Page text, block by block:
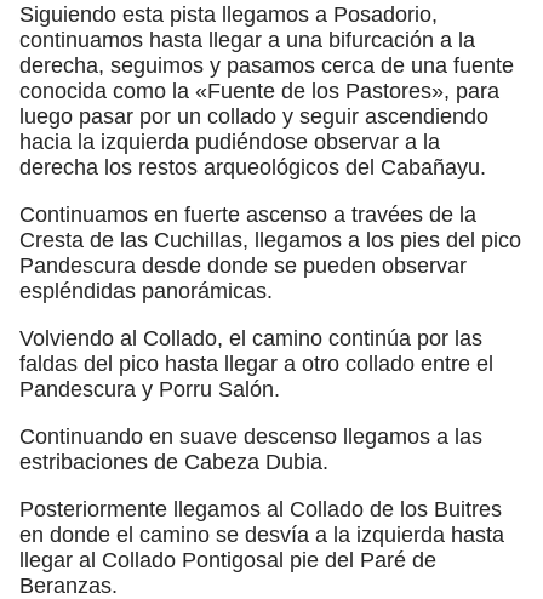
Siguiendo esta pista llegamos a Posadorio,
continuamos hasta llegar a una bifurcación a la
derecha, seguimos y pasamos cerca de una fuente
conocida como la «Fuente de los Pastores», para
luego pasar por un collado y seguir ascendiendo
hacia la izquierda pudiéndose observar a la
derecha los restos arqueológicos del Cabañayu.
Continuamos en fuerte ascenso a travées de la
Cresta de las Cuchillas, llegamos a los pies del pico
Pandescura desde donde se pueden observar
espléndidas panorámicas.
Volviendo al Collado, el camino continúa por las
faldas del pico hasta llegar a otro collado entre el
Pandescura y Porru Salón.
Continuando en suave descenso llegamos a las
estribaciones de Cabeza Dubia.
Posteriormente llegamos al Collado de los Buitres
en donde el camino se desvía a la izquierda hasta
llegar al Collado Pontigosal pie del Paré de
Beranzas.